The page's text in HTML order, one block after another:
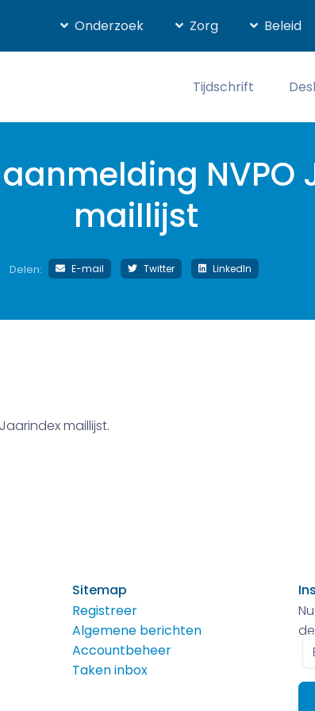
Onderzoek Zorg Beleid
Tijdschrift
NVPO
maillijst
Delen: E-mail Twitter LinkedIn
maillijst.
Sitemap
Registreer
Algemene berichten
Accountbeheer
Taken inbox
E-